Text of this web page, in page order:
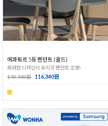
에콰토르 5등 펜던트 (골드)
화려한 디자인의 유리갓 펜던트 조명!
145,430원 116,340원